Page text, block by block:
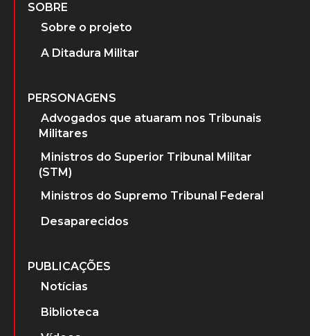
SOBRE
Sobre o projeto
A Ditadura Militar
PERSONAGENS
Advogados que atuaram nos Tribunais
Militares
Ministros do Superior Tribunal Militar
(STM)
Ministros do Supremo Tribunal Federal
Desaparecidos
PUBLICAÇÕES
Notícias
Biblioteca